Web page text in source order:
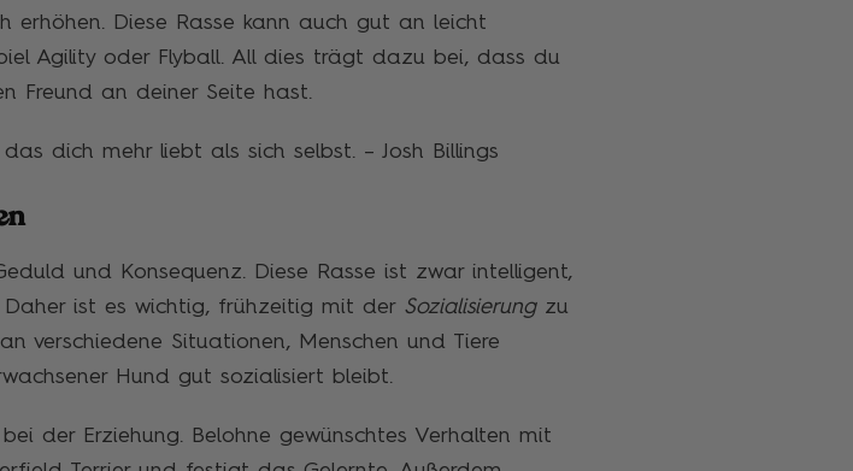
erhöhen. Diese Rasse kann auch gut an leicht
Agility oder Flyball. All dies trägt dazu bei, dass du
Freund an deiner Seite hast.
dich mehr liebt als sich selbst. – Josh Billings
und Konsequenz. Diese Rasse ist zwar intelligent,
ist es wichtig, frühzeitig mit der Sozialisierungzu
verschiedene Situationen, Menschen und Tiere
Hund gut sozialisiert bleibt.
der Erziehung. Belohne gewünschtes Verhalten mit